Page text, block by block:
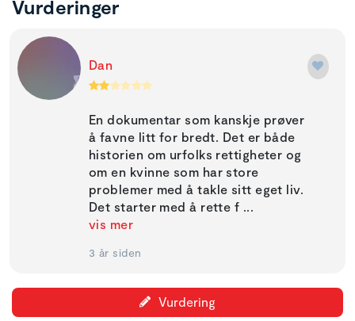
Vurderinger
Dan
En dokumentar som kanskje prøver
å favne litt for bredt. Det er både
historien om urfolks rettigheter og
om en kvinne som har store
problemer med å takle sitt eget liv.
Det starter med å rette f ...
vis mer
3 år siden
Vurdering